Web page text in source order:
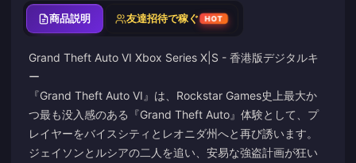
商品説明 友達招待で稼ぐ HOT
Grand Theft Auto VI Xbox Series X|S - 香港版デジタルキ
ー
『Grand Theft Auto VI』は、Rockstar Games史上最大か
つ最も没入感のある『Grand Theft Auto』体験として、プ
レイヤーをバイスシティとレオニダ州へと再び誘います。
ジェイソンとルシアの二人を追い、安易な強盗計画が狂い